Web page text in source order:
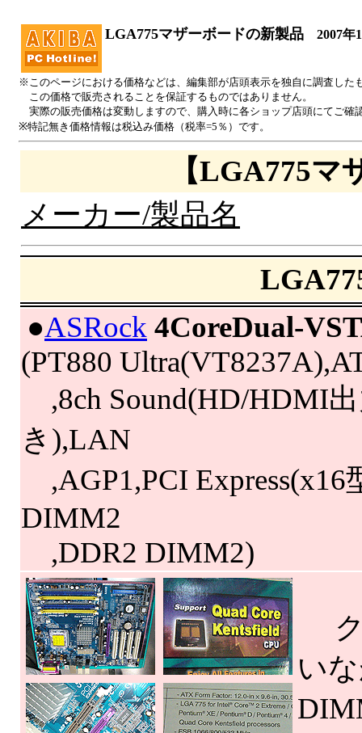
LGA775マザーボードの新製品 2007年
※このページにおける価格などは、編集部が店頭表示を独自に調査した
この価格で販売されることを保証するものではありません。
実際の販売価格は変動しますので、購入時に各ショップ店頭にてご確
※特記無き価格情報は税込み価格（税率=5％）です。
【LGA775マ
メーカー/製品名
●ASRock 4CoreDual-
(PT880
,8ch Sound(HD/HDMI
き),LAN
,AGP1,PCI Express(x16
DIMM2
,DDR2 DIMM2)
ク
い